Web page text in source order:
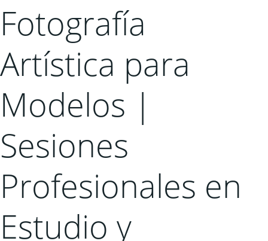
Fotografía
Artística para
Modelos |
Sesiones
Profesionales en
Estudio y